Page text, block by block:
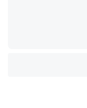
ちょうど同じ理由
り時間を日数にする